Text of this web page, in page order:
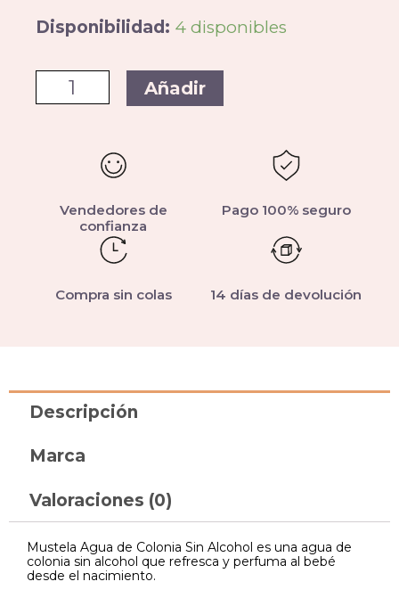
Disponibilidad: 4 disponibles
Añadir
Vendedores de
confianza
Pago 100% seguro
Compra sin colas 14 días de devolución
Descripción
Marca
Valoraciones (0)
Mustela Agua de Colonia Sin Alcohol es una agua de
colonia sin alcohol que refresca y perfuma al bebé
desde el nacimiento.